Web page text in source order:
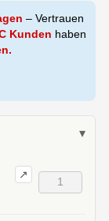
– Vertrauen
Kunden haben
▾
↗